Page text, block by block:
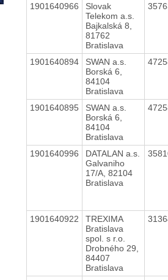
1901640966
Slovak
Telekom a.s.
Bajkalská 8,
81762
Bratislava
1901640894
SWAN a.s.
Borská 6,
84104
Bratislava
1901640895
SWAN a.s.
Borská 6,
84104
Bratislava
1901640996
DATALAN a.s.
Galvaniho
17/A, 82104
Bratislava
1901640922
TREXIMA
Bratislava
spol. s r.o.
Drobného 29,
84407
Bratislava